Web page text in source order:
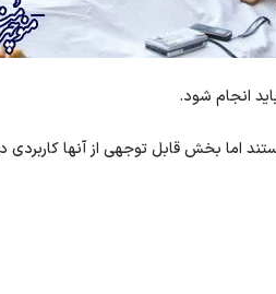
انجام شود.
بخش قابل توجهی از آنها کاربردی